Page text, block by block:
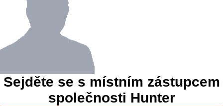
Sejděte se s místním zástupcem
společnosti Hunter